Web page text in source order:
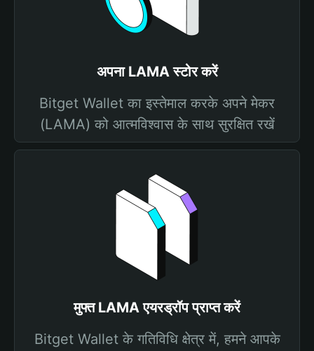
अपना LAMA स्टोर करें
Bitget Wallet का इस्तेमाल करके अपने मेकर
(LAMA) को आत्मविश्वास के साथ सुरक्षित रखें
मुफ्त LAMA एयरड्रॉप प्राप्त करें
Bitget Wallet के गतिविधि क्षेत्र में, हमने आपके